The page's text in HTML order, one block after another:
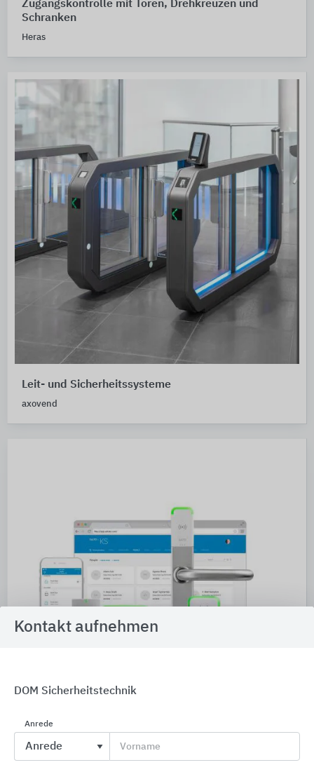
Zugangskontrolle mit Toren, Drehkreuzen und
Schranken
Heras
Leit- und Sicherheitssysteme
axovend
Cloud-Zutrittslösung Salto KS Keys as a Service
Kontakt aufnehmen
DOM Sicherheitstechnik
Anrede
Vorname